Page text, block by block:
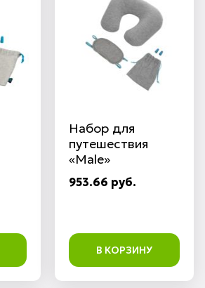
Набор для
путешествия
«Male»
953.66 руб.
В КОРЗИНУ